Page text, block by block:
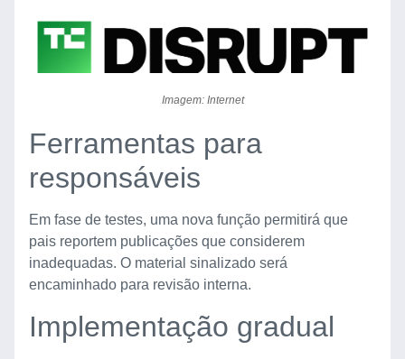
Imagem: Internet
Ferramentas para
responsáveis
Em fase de testes, uma nova função permitirá que
pais reportem publicações que considerem
inadequadas. O material sinalizado será
encaminhado para revisão interna.
Implementação gradual